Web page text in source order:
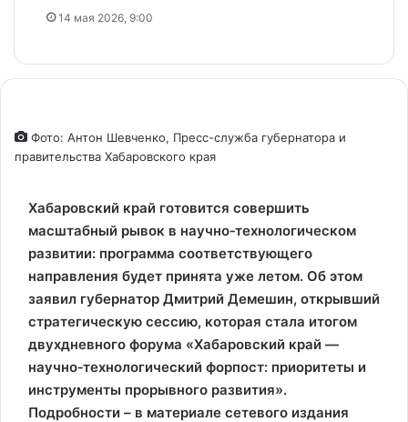
14 мая 2026, 9:00
Фото: Антон Шевченко, Пресс-служба губернатора и
правительства Хабаровского края
Хабаровский край готовится совершить
масштабный рывок в научно‑технологическом
развитии: программа соответствующего
направления будет принята уже летом. Об этом
заявил губернатор Дмитрий Демешин, открывший
стратегическую сессию, которая стала итогом
двухдневного форума «Хабаровский край —
научно‑технологический форпост: приоритеты и
инструменты прорывного развития».
Подробности – в материале сетевого издания